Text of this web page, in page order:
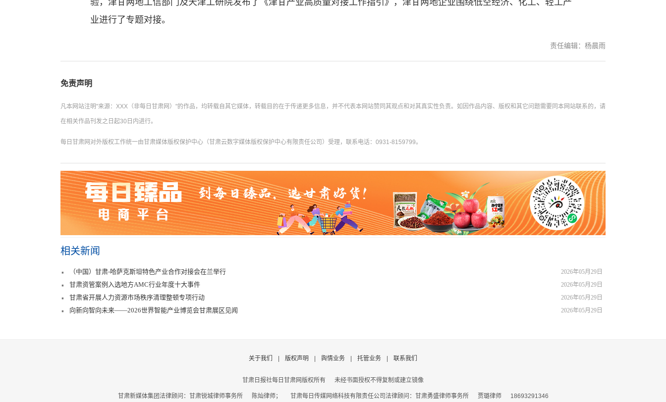
验，津甘两地工信部门及天津工研院发布了《津甘产业高质量对接工作指引》，津甘两地企业围绕低空经济、化工、轻工产
业进行了专题对接。
责任编辑：杨晨雨
免责声明
凡本网站注明"来源：XXX（非每日甘肃网）"的作品，均转载自其它媒体，转载目的在于传递更多信息，并不代表本网站赞同其观点和对其真实性负责。如因作品内容、版权和其它问题需要同本网站联系的，请
在相关作品刊发之日起30日内进行。
每日甘肃网对外版权工作统一由甘肃媒体版权保护中心（甘肃云数字媒体版权保护中心有限责任公司）受理，联系电话：0931-8159799。
相关新闻
2026年05月29日
（中国）甘肃-哈萨克斯坦特色产业合作对接会在兰举行
2026年05月29日
甘肃资管案例入选地方AMC行业年度十大事件
2026年05月29日
甘肃省开展人力资源市场秩序清理整顿专项行动
2026年05月29日
向新向智向未来——2026世界智能产业博览会甘肃展区见闻
关于我们 版权声明 舆情业务 托管业务 联系我们
甘肃日报社每日甘肃网版权所有 未经书面授权不得复制或建立镜像
甘肃新媒体集团法律顾问：甘肃锐城律师事务所 陈灿律师； 甘肃每日传媒网络科技有限责任公司法律顾问：甘肃勇盛律师事务所 贾璐律师 18693291346